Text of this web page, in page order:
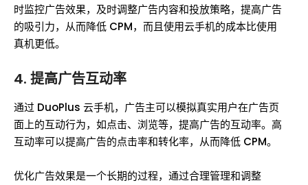
时监控广告效果，及时调整广告内容和投放策略，提高广告
的吸引力，从而降低 CPM，而且使用云手机的成本比使用
真机更低。
4. 提高广告互动率
通过 DuoPlus 云手机，广告主可以模拟真实用户在广告页
面上的互动行为，如点击、浏览等，提高广告的互动率。高
互动率可以提高广告的点击率和转化率，从而降低 CPM。
优化广告效果是一个长期的过程，通过合理管理和调整